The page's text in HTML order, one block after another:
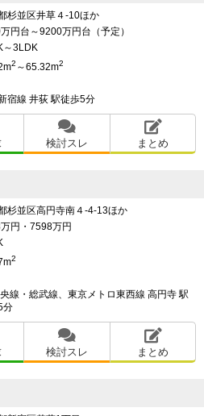
杉並区井草４-10ほか
円台～9200万円台（予定）
～3LDK
2 ～65.32m2
宿線 井荻 駅徒歩5分
検討スレ まとめ
杉並区高円寺南４-4-13ほか
円・7598万円
2
線・総武線、東京メトロ東西線 高円寺 駅
分
検討スレ まとめ